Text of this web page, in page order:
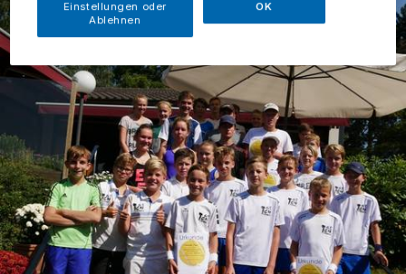
Einstellungen oder
Ablehnen
OK